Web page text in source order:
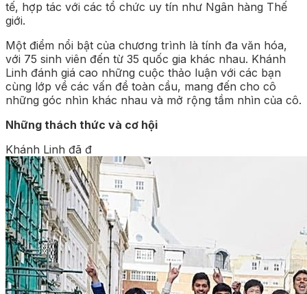
tế, hợp tác với các tổ chức uy tín như Ngân hàng Thế
giới.
Một điểm nổi bật của chương trình là tính đa văn hóa,
với 75 sinh viên đến từ 35 quốc gia khác nhau. Khánh
Linh đánh giá cao những cuộc thảo luận với các bạn
cùng lớp về các vấn đề toàn cầu, mang đến cho cô
những góc nhìn khác nhau và mở rộng tầm nhìn của cô.
Những thách thức và cơ hội
Khánh Linh đã đ